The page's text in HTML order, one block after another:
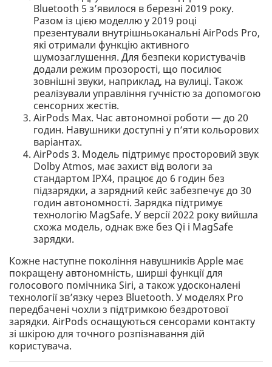
Bluetooth 5 з’явилося в березні 2019 року.
Разом із цією моделлю у 2019 році
презентували внутрішньоканальні AirPods Pro,
які отримали функцію активного
шумозаглушення. Для безпеки користувачів
додали режим прозорості, що посилює
зовнішні звуки, наприклад, на вулиці. Також
реалізували управління гучністю за допомогою
сенсорних жестів.
AirPods Max. Час автономної роботи — до 20
годин. Навушники доступні у п’яти кольорових
варіантах.
AirPods 3. Модель підтримує просторовий звук
Dolby Atmos, має захист від вологи за
стандартом IPX4, працює до 6 годин без
підзарядки, а зарядний кейс забезпечує до 30
годин автономності. Зарядка підтримує
технологію MagSafe. У версії 2022 року вийшла
схожа модель, однак вже без Qi і MagSafe
зарядки.
Кожне наступне покоління навушників Apple має
покращену автономність, ширші функції для
голосового помічника Siri, а також удосконалені
технології зв’язку через Bluetooth. У моделях Pro
передбачені чохли з підтримкою бездротової
зарядки. AirPods оснащуються сенсорами контакту
зі шкірою для точного розпізнавання дій
користувача.